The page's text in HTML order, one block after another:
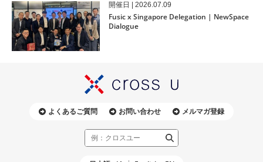
開催⽇ | 2026.07.09
Fusic x Singapore Delegation | NewSpace
Dialogue
よくあるご質問 お問い合わせ メルマガ登録